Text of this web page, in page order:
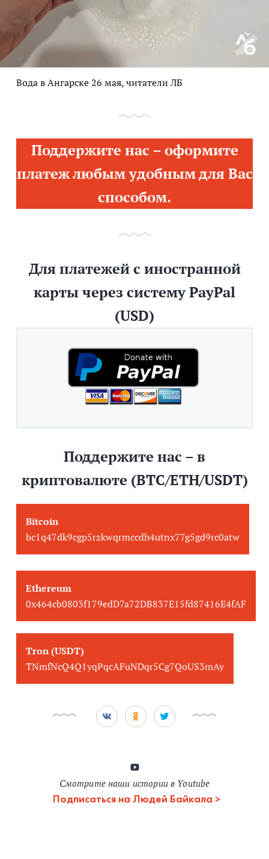
Вода в Ангарске 26 мая, читатели ЛБ
Поддержите нас – оформите
платеж любым удобным для Вас
способом.
Для платежей с иностранной
карты через систему PayPal
(USD)
Поддержите нас – в
криптовалюте (BTC/ETH/USDT)
Bitcoin
bc1q47dk9cgp5rzkwqrmccdh4utnx77g5gd9rc0atw
Ethereum
0x464cb0803f179edD7a72DB837E15fd87416E4fAF
Tron (USDT)
TNmfNcQ4Q1yqPqcAFuNDqr5Cg7QoUS3mAy
Смотрите наши истории в Youtube
Подписаться на Людей Байкала